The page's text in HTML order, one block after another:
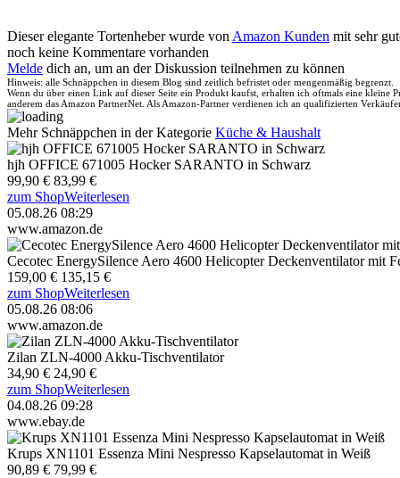
Dieser elegante Tortenheber wurde von Amazon Kunden mit sehr
noch keine Kommentare vorhanden
Melde dich an, um an der Diskussion teilnehmen zu können
Hinweis: alle Schnäppchen in diesem Blog sind zeitlich befristet oder mengenmäßig begrenzt.
Wenn du über einen Link auf dieser Seite ein Produkt kaufst, erhalten ich oftmals eine kleine
anderem das Amazon PartnerNet. Als Amazon-Partner verdienen ich an qualifizierten
Mehr Schnäppchen in der Kategorie Küche & Haushalt
hjh OFFICE 671005 Hocker SARANTO in Schwarz
99,90 € 83,99 €
zum ShopWeiterlesen
05.08.26 08:29
www.amazon.de
Cecotec EnergySilence Aero 4600 Helicopter Deckenventilator mit
159,00 € 135,15 €
zum ShopWeiterlesen
05.08.26 08:06
www.amazon.de
Zilan ZLN-4000 Akku-Tischventilator
34,90 € 24,90 €
zum ShopWeiterlesen
04.08.26 09:28
www.ebay.de
Krups XN1101 Essenza Mini Nespresso Kapselautomat in Weiß
90,89 € 79,99 €